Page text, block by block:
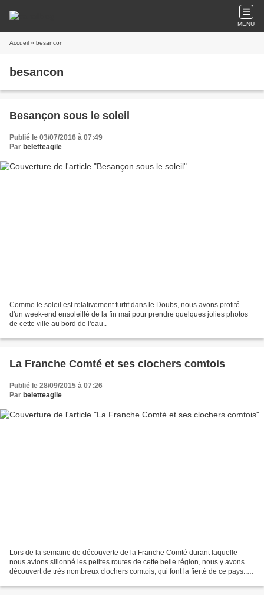
MENU
Accueil » besancon
besancon
Besançon sous le soleil
Publié le 03/07/2016 à 07:49
Par beletteagile
Comme le soleil est relativement furtif dans le Doubs, nous avons profité
d'un week-end ensoleillé de la fin mai pour prendre quelques jolies photos
de cette ville au bord de l'eau..
La Franche Comté et ses clochers comtois
Publié le 28/09/2015 à 07:26
Par beletteagile
Lors de la semaine de découverte de la Franche Comté durant laquelle
nous avions sillonné les petites routes de cette belle région, nous y avons
découvert de très nombreux clochers comtois, qui font la fierté de ce pays...